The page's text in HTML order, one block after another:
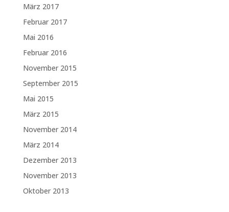
März 2017
Februar 2017
Mai 2016
Februar 2016
November 2015
September 2015
Mai 2015
März 2015
November 2014
März 2014
Dezember 2013
November 2013
Oktober 2013